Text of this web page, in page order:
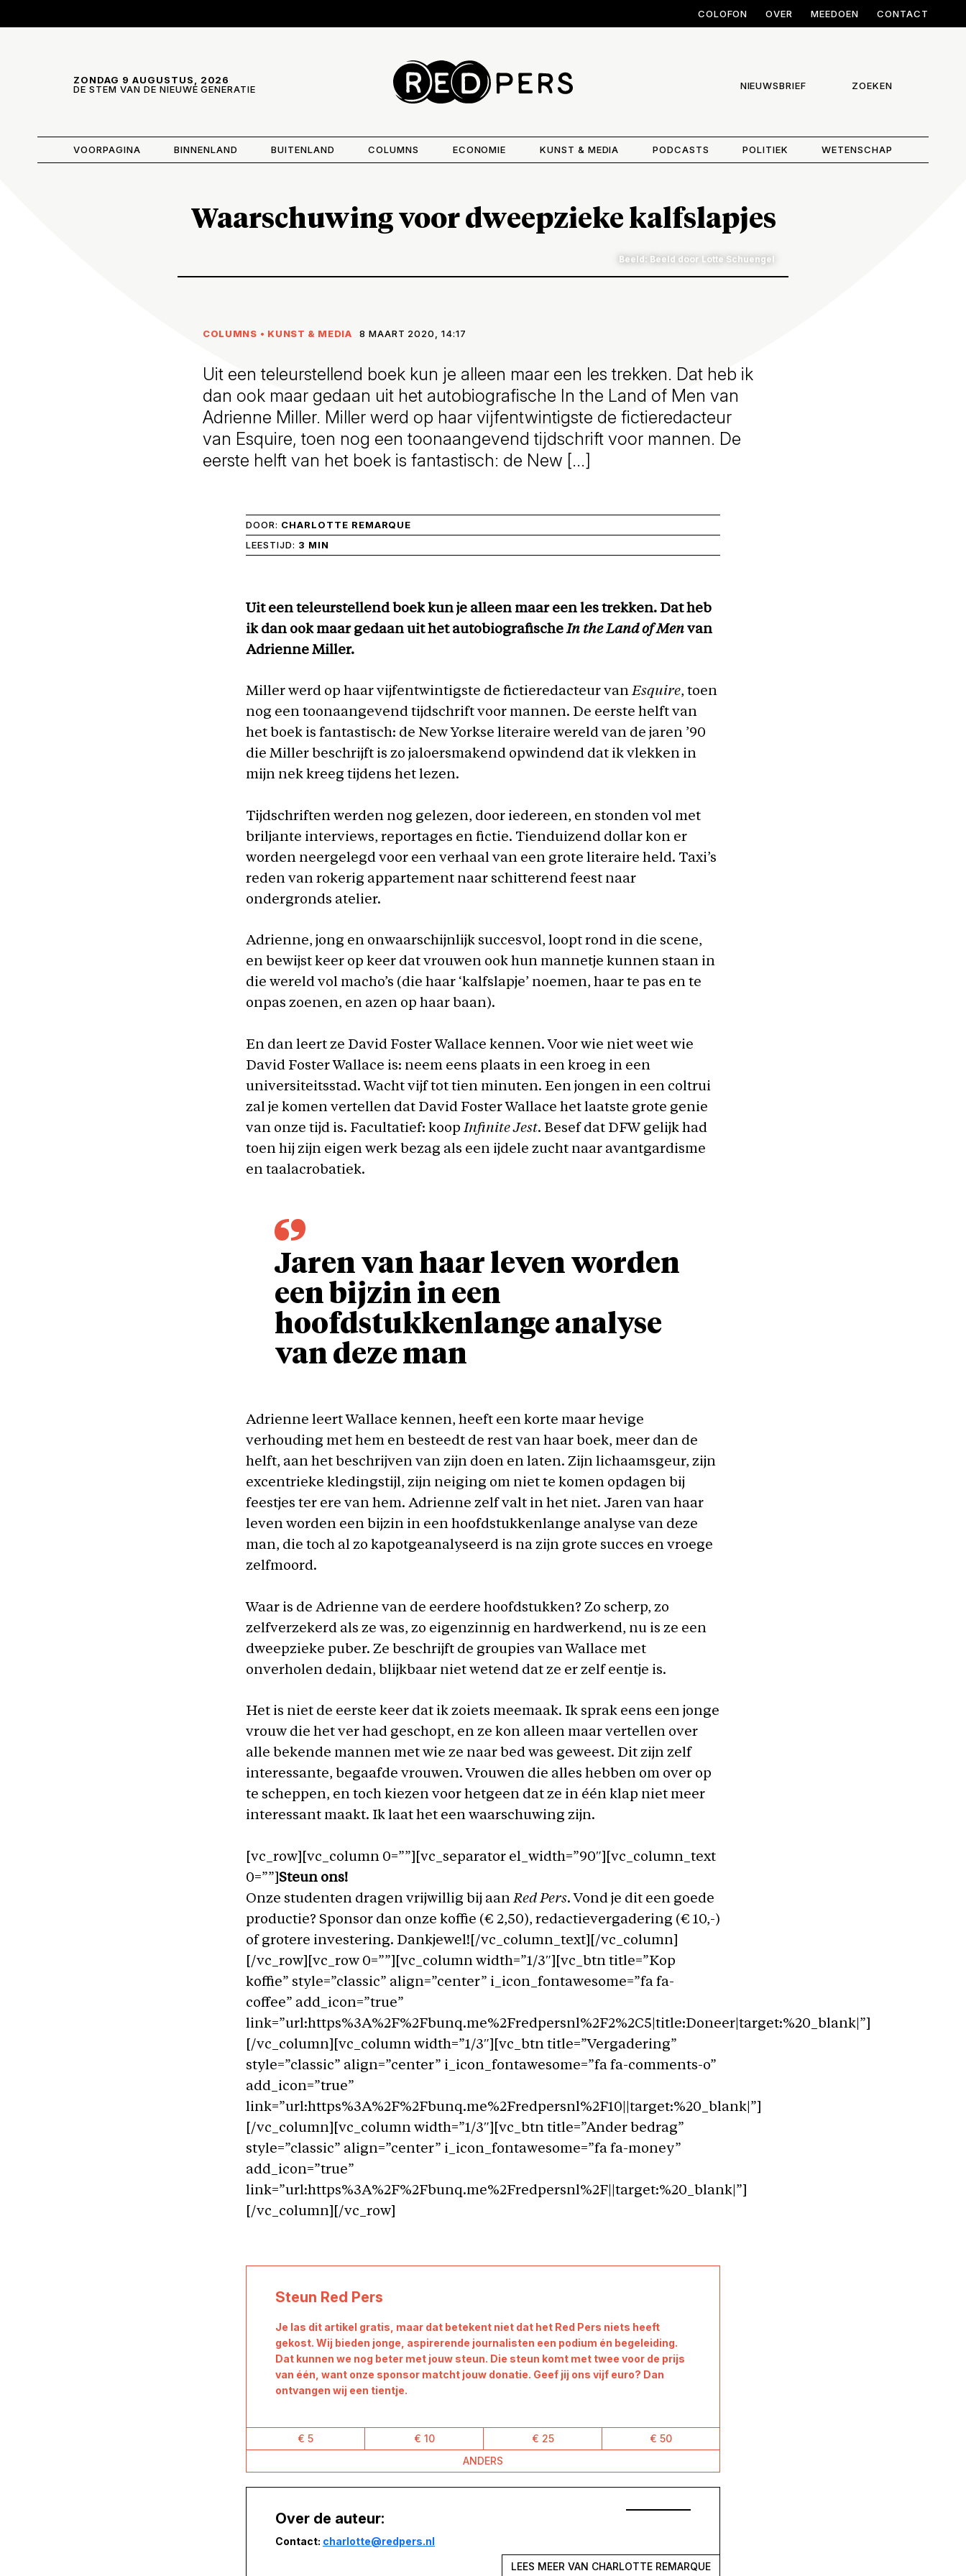
COLOFON OVER MEEDOEN CONTACT
ZONDAG 9 AUGUSTUS, 2026
DE STEM VAN DE NIEUWE GENERATIE
NIEUWSBRIEF ZOEKEN
VOORPAGINA BINNENLAND BUITENLAND COLUMNS ECONOMIE KUNST & MEDIA PODCASTS POLITIEK WETENSCHAP
Waarschuwing voor dweepzieke kalfslapjes
Beeld: Beeld door Lotte Schuengel
COLUMNS • KUNST & MEDIA 8 MAART 2020, 14:17
Uit een teleurstellend boek kun je alleen maar een les trekken. Dat heb ik
dan ook maar gedaan uit het autobiografische In the Land of Men van
Adrienne Miller. Miller werd op haar vijfentwintigste de fictieredacteur
van Esquire, toen nog een toonaangevend tijdschrift voor mannen. De
eerste helft van het boek is fantastisch: de New […]
DOOR: CHARLOTTE REMARQUE
LEESTIJD: 3 MIN
Uit een teleurstellend boek kun je alleen maar een les trekken. Dat heb
ik dan ook maar gedaan uit het autobiografischeIn the Land of Men van
Adrienne Miller.
Miller werd op haar vijfentwintigste de fictieredacteur vanEsquire, toen
nog een toonaangevend tijdschrift voor mannen. De eerste helft van
het boek is fantastisch: de New Yorkse literaire wereld van de jaren ’90
die Miller beschrijft is zo jaloersmakend opwindend dat ik vlekken in
mijn nek kreeg tijdens het lezen.
Tijdschriften werden nog gelezen, door iedereen, en stonden vol met
briljante interviews, reportages en fictie. Tienduizend dollar kon er
worden neergelegd voor een verhaal van een grote literaire held. Taxi’s
reden van rokerig appartement naar schitterend feest naar
ondergronds atelier.
Adrienne, jong en onwaarschijnlijk succesvol, loopt rond in die scene,
en bewijst keer op keer dat vrouwen ook hun mannetje kunnen staan in
die wereld vol macho’s (die haar ‘kalfslapje’ noemen, haar te pas en te
onpas zoenen, en azen op haar baan).
En dan leert ze David Foster Wallace kennen. Voor wie niet weet wie
David Foster Wallace is: neem eens plaats in een kroeg in een
universiteitsstad. Wacht vijf tot tien minuten. Een jongen in een coltrui
zal je komen vertellen dat David Foster Wallace het laatste grote genie
van onze tijd is. Facultatief: koopInfinite Jest. Besef dat DFW gelijk had
toen hij zijn eigen werk bezag als een ijdele zucht naar avantgardisme
en taalacrobatiek.
Jaren van haar leven worden
een bijzin in een
hoofdstukkenlange analyse
van deze man
Adrienne leert Wallace kennen, heeft een korte maar hevige
verhouding met hem en besteedt de rest van haar boek, meer dan de
helft, aan het beschrijven van zijn doen en laten. Zijn lichaamsgeur, zijn
excentrieke kledingstijl, zijn neiging om niet te komen opdagen bij
feestjes ter ere van hem. Adrienne zelf valt in het niet. Jaren van haar
leven worden een bijzin in een hoofdstukkenlange analyse van deze
man, die toch al zo kapotgeanalyseerd is na zijn grote succes en vroege
zelfmoord.
Waar is de Adrienne van de eerdere hoofdstukken? Zo scherp, zo
zelfverzekerd als ze was, zo eigenzinnig en hardwerkend, nu is ze een
dweepzieke puber. Ze beschrijft de groupies van Wallace met
onverholen dedain, blijkbaar niet wetend dat ze er zelf eentje is.
Het is niet de eerste keer dat ik zoiets meemaak. Ik sprak eens een jonge
vrouw die het ver had geschopt, en ze kon alleen maar vertellen over
alle bekende mannen met wie ze naar bed was geweest. Dit zijn zelf
interessante, begaafde vrouwen. Vrouwen die alles hebben om over op
te scheppen, en toch kiezen voor hetgeen dat ze in één klap niet meer
interessant maakt. Ik laat het een waarschuwing zijn.
[vc_row][vc_column 0=””][vc_separator el_width=”90″][vc_column_text
0=””] Steun ons!
Onze studenten dragen vrijwillig bij aanRed Pers. Vond je dit een goede
productie? Sponsor dan onze koffie (€ 2,50), redactievergadering (€ 10,-)
of grotere investering. Dankjewel![/vc_column_text][/vc_column]
[/vc_row][vc_row 0=””][vc_column width=”1/3″][vc_btn title=”Kop
koffie” style=”classic” align=”center” i_icon_fontawesome=”fa fa-
coffee” add_icon=”true”
link=”url:https%3A%2F%2Fbunq.me%2Fredpersnl%2F2%2C5|title:Doneer|target:%20_blank|”]
[/vc_column][vc_column width=”1/3″][vc_btn title=”Vergadering”
style=”classic” align=”center” i_icon_fontawesome=”fa fa-comments-o”
add_icon=”true”
link=”url:https%3A%2F%2Fbunq.me%2Fredpersnl%2F10||target:%20_blank|”]
[/vc_column][vc_column width=”1/3″][vc_btn title=”Ander bedrag”
style=”classic” align=”center” i_icon_fontawesome=”fa fa-money”
add_icon=”true”
link=”url:https%3A%2F%2Fbunq.me%2Fredpersnl%2F||target:%20_blank|”]
[/vc_column][/vc_row]
Steun Red Pers
Je las dit artikel gratis, maar dat betekent niet dat het Red Pers niets heeft
gekost. Wij bieden jonge, aspirerende journalisten een podium én begeleiding.
Dat kunnen we nog beter met jouw steun. Die steun komt met twee voor de prijs
van één, want onze sponsor matcht jouw donatie. Geef jij ons vijf euro? Dan
ontvangen wij een tientje.
€ 5 € 10 € 25
€ 50
ANDERS
Over de auteur:
Contact: charlotte@redpers.nl
LEES MEER VAN CHARLOTTE REMARQUE